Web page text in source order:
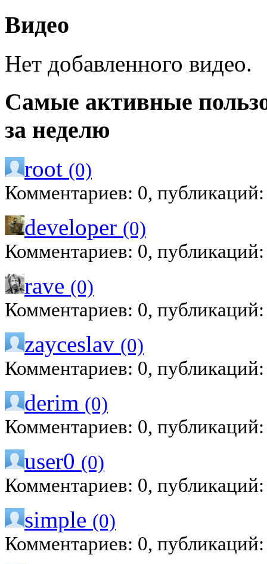
Видео
Нет добавленного видео.
Самые активные
за неделю
root (0)
Комментариев: 0,
developer (0)
Комментариев: 0,
rave (0)
Комментариев: 0,
zayceslav (0)
Комментариев: 0,
derim (0)
Комментариев: 0,
user0 (0)
Комментариев: 0,
simple (0)
Комментариев: 0,